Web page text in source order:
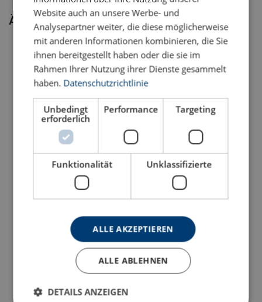
Ähnliche Produkte
Website auch an unsere Werbe- und
Analysepartner weiter, die diese möglicherweise
mit anderen Informationen kombinieren, die Sie
ihnen bereitgestellt haben oder die sie im
Rahmen Ihrer Nutzung ihrer Dienste gesammelt
haben. Datenschutzrichtlinie
Unbedingt
erforderlich
Performance Targeting
Funktionalität Unklassifizierte
ALLE AKZEPTIEREN
ALLE ABLEHNEN
DETAILS ANZEIGEN